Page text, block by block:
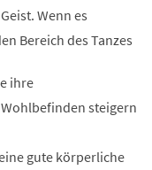
Wenn es
Bereich des Tanzes
ihre
steigern
gute körperliche